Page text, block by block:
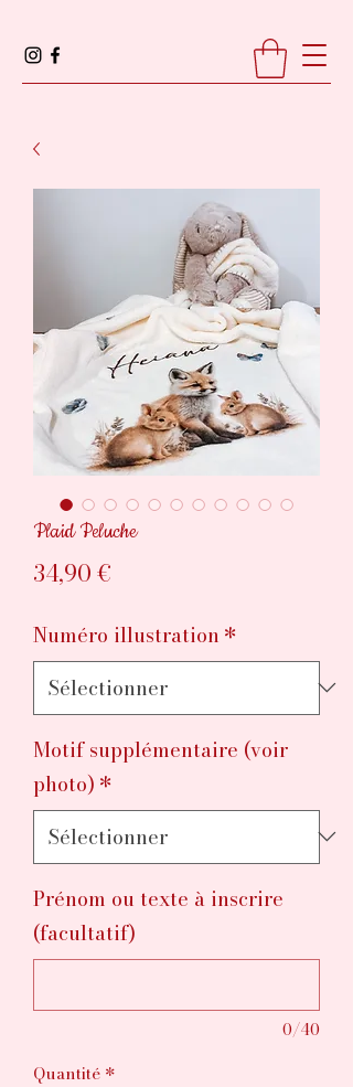
Plaid Peluche
34,90 €
Numéro illustration *
Motif supplémentaire (voir
photo) *
Prénom ou texte à inscrire
(facultatif)
0/40
Quantité *